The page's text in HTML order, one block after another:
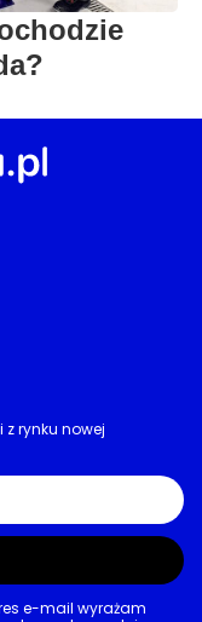
rynku nowej
e-mail wyrażam